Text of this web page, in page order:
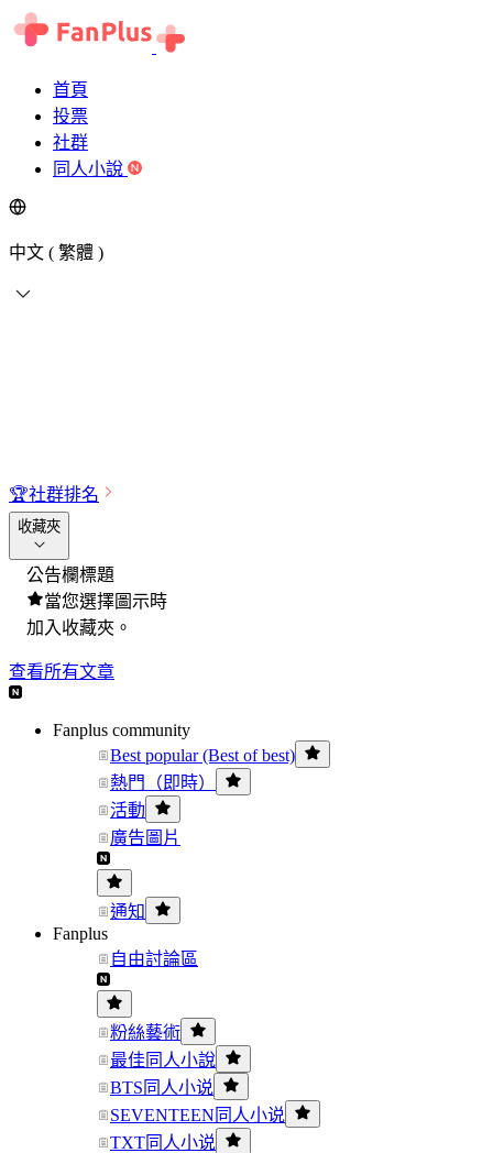
首頁
投票
社群
同人小說
中文 ( 繁體 )
🏆社群排名
收藏夾
公告欄標題
當您選擇圖示時
加入收藏夾。
查看所有文章
Fanplus community
Best popular (Best of best)
熱門（即時）
活動
廣告圖片
通知
Fanplus
自由討論區
粉絲藝術
最佳同人小說
BTS同人小说
SEVENTEEN同人小说
TXT同人小说